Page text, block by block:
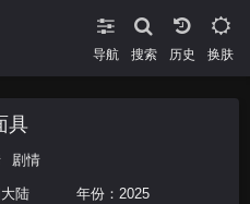
导航 搜索 换肤
具
剧情
陆 年份： 2025